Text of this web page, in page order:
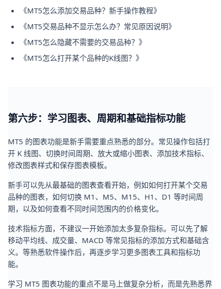
《MT5怎么添加交易品种？新手操作教程》
《MT5交易品种不显示怎么办？常见原因说明》
《MT5怎么隐藏不需要的交易品种？》
《MT5怎么打开某个品种的K线图？》
第六步：学习图表、周期和基础指标功能
MT5 的图表功能是新手需要重点熟悉的部分。常见操作包括打
开 K 线图、切换时间周期、放大或缩小图表、添加技术指标、
修改图表样式和保存图表模板。
新手可以先从最基础的图表查看开始，例如如何打开某个交易
品种的图表，如何切换 M1、M5、M15、H1、D1 等时间周
期，以及如何查看不同时间范围内的价格变化。
技术指标方面，不建议一开始添加太多复杂指标。可以先了解
移动平均线、成交量、MACD 等常见指标的添加方式和基础含
义。等熟悉软件操作后，再逐步学习更多图表工具和指标功
能。
学习 MT5 图表功能的重点不是马上做复杂分析，而是先熟悉界